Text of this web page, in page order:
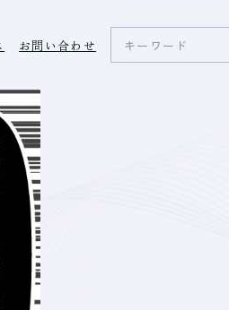
お問い合わせ